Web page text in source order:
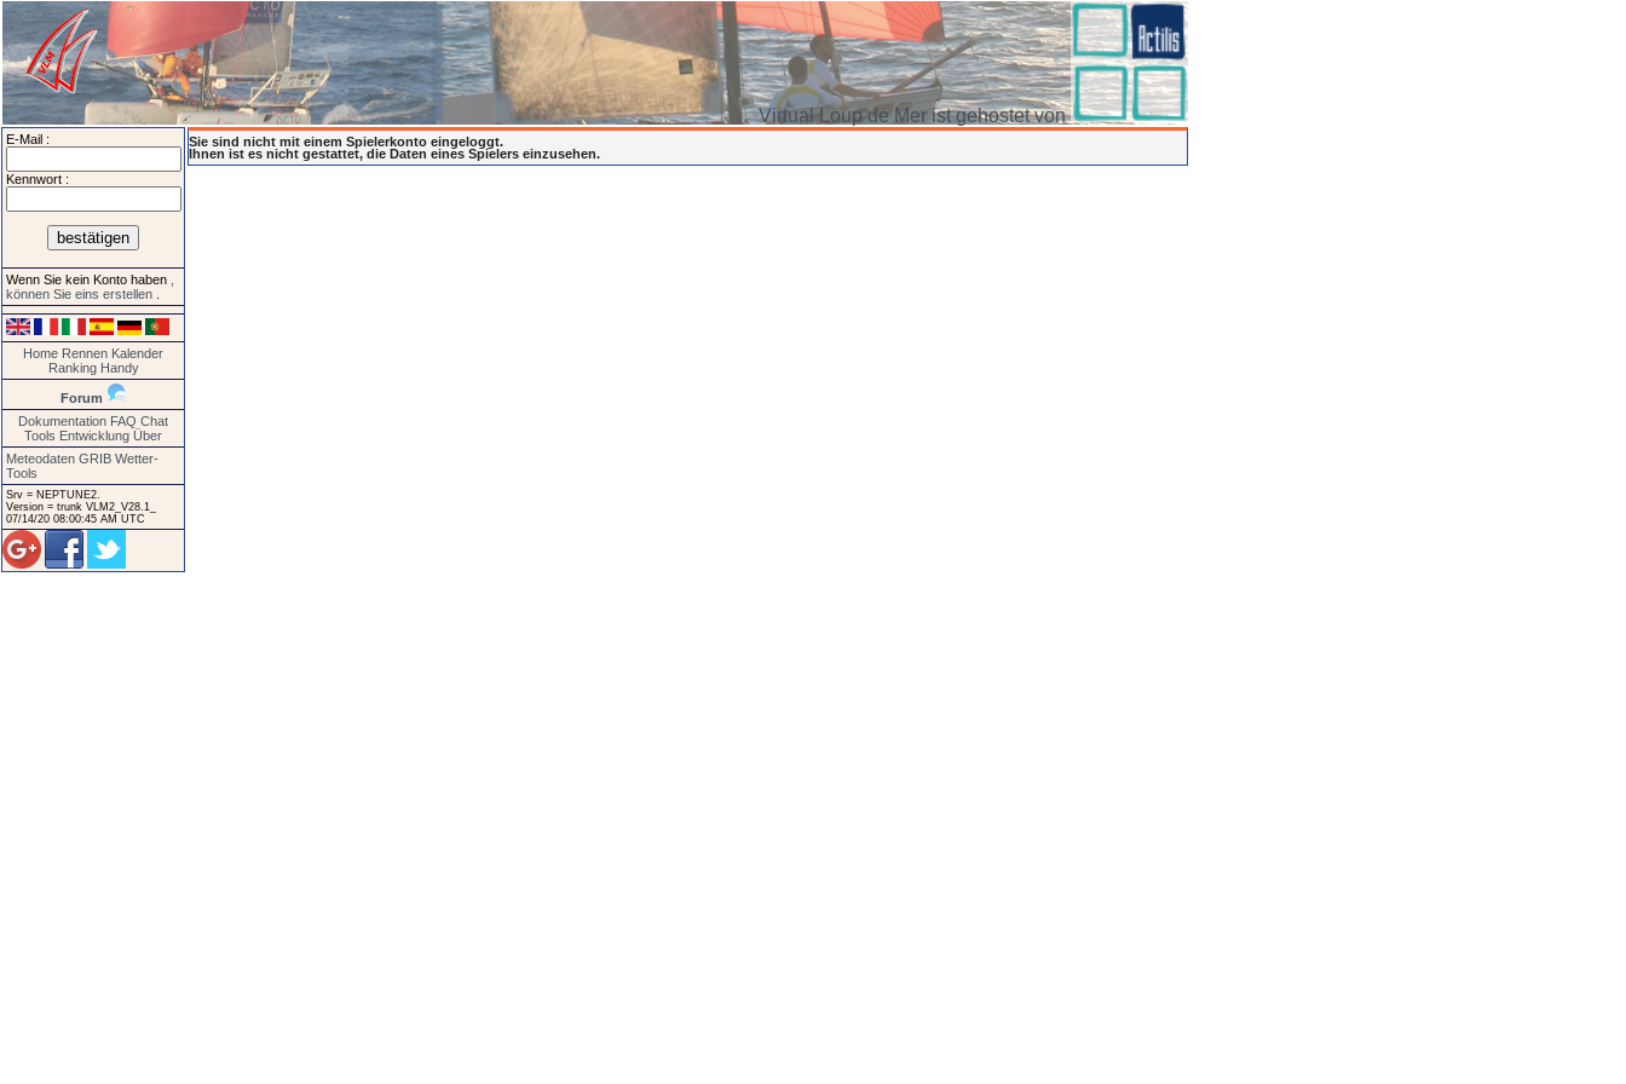
Virtual Loup de Mer ist gehostet von
E-Mail :
Kennwort :
Wenn Sie kein Konto haben
können Sie eins erstellen
Home Rennen Kalender
Ranking Handy
Forum
Dokumentation FAQ Chat
Tools Entwicklung Über
Meteodaten GRIB Wetter-
Tools
Srv = NEPTUNE2.
Version = trunk VLM2_V28.1_
07/14/20 08:00:45 AM UTC
Sie sind nicht mit einem Spielerkonto eingeloggt.
Ihnen ist es nicht gestattet, die Daten eines Spielers einzusehen.